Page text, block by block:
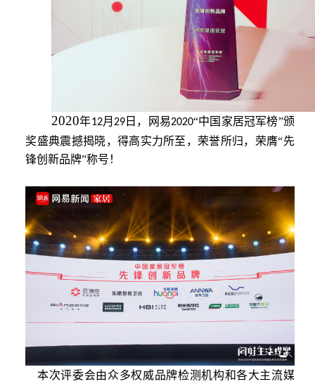
2020年12月 29 日，网易2020“中国家居冠军榜”颁
奖盛典震撼揭晓，得高实力所至，荣誉所归，荣膺“先
锋创新品牌”称号！
本次评委会由众多权威品牌检测机构和各大主流媒